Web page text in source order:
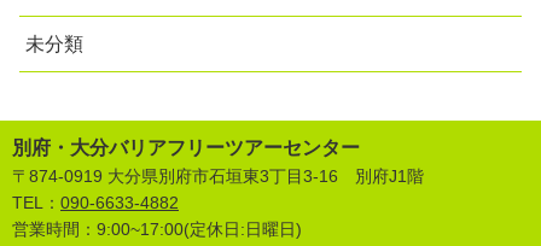
未分類
別府・大分バリアフリーツアーセンター
〒874-0919 大分県別府市石垣東3丁目3-16 別府J1階
TEL： 090-6633-4882
営業時間：9:00~17:00(定休日:日曜日)